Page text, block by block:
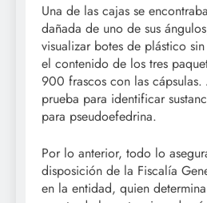
Una de las cajas se
dañada de uno de sus
visualizar botes de plástico
el contenido de los tres
900 frascos con las
prueba para identificar
para pseudoefedrina.
Por lo anterior, todo lo
disposición de la Fiscalía
en la entidad, quien